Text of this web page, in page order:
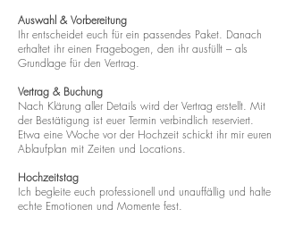
Auswahl & Vorbereitung
Ihr entscheidet euch für ein passendes Paket. Danach
erhaltet ihr einen Fragebogen, den ihr ausfüllt – als
Grundlage für den Vertrag.
Vertrag & Buchung
Nach Klärung aller Details wird der Vertrag erstellt. Mit
der Bestätigung ist euer Termin verbindlich reserviert.
Etwa eine Woche vor der Hochzeit schickt ihr mir euren
Ablaufplan mit Zeiten und Locations.
Hochzeitstag
Ich begleite euch professionell und unauffällig und halte
echte Emotionen und Momente fest.